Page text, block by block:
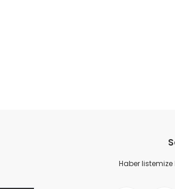
Haber